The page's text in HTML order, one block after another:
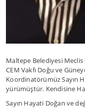
Maltepe Belediyesi Meclis
CEM Vakfı Doğu ve
Koordinatörümüz Sayın
yürümüştür. Kendisine
Sayın Hayati Doğan ve